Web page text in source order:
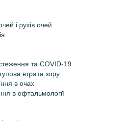
і рухів очей
та COVID-19
втрата зору
в очах
в офтальмології